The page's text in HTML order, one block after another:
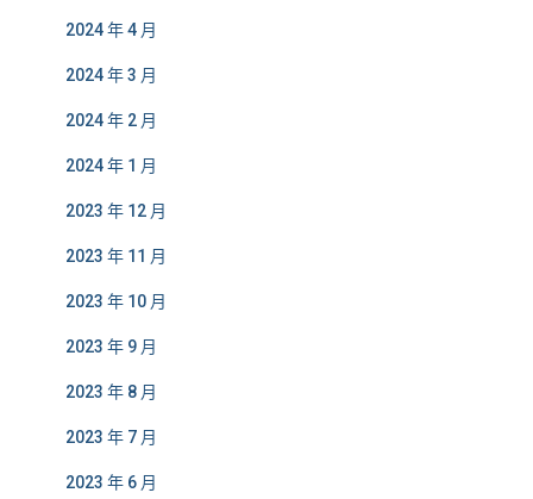
2024 年 4 月
2024 年 3 月
2024 年 2 月
2024 年 1 月
2023 年 12 月
2023 年 11 月
2023 年 10 月
2023 年 9 月
2023 年 8 月
2023 年 7 月
2023 年 6 月